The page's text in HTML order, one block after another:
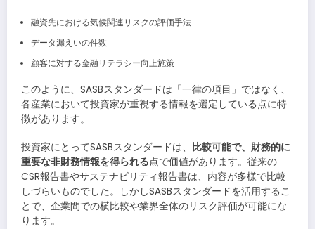
融資先における気候関連リスクの評価手法
データ漏えいの件数
顧客に対する金融リテラシー向上施策
このように、SASBスタンダードは「一律の項目」ではなく、
各産業において投資家が重視する情報を選定している点に特
徴があります。
投資家にとってSASBスタンダードは、 比較可能で、財務的に
重要な非財務情報を得られる点で価値があります。従来の
CSR報告書やサステナビリティ報告書は、内容が多様で比較
しづらいものでした。しかしSASBスタンダードを活用するこ
とで、企業間での横比較や業界全体のリスク評価が可能にな
ります。